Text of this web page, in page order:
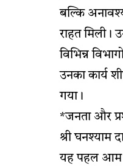
बल्कि
राहत मिली।
विभिन्न
उनका कार्य
गया।
*जनता और
श्री घनश्याम
यह पहल आम